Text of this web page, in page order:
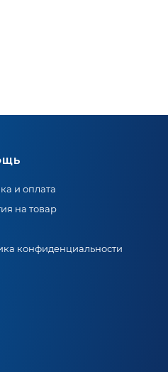
и оплата
на товар
конфиденциальности